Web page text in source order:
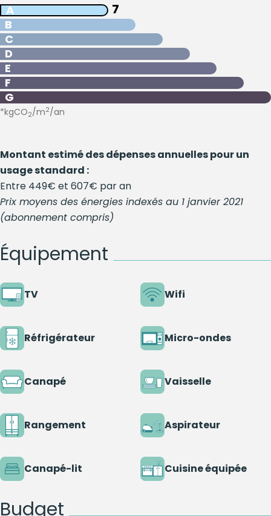
A
7
B
C
D
E
F
G
*kgCO2/m2/an
Montant estimé des dépenses annuelles pour un
usage standard :
Entre 449€ et 607€ par an
Prix moyens des énergies indexés au 1 janvier 2021
(abonnement compris)
Équipement
TV Wifi
Réfrigérateur Micro-ondes
Canapé Vaisselle
Rangement Aspirateur
Canapé-lit Cuisine équipée
Budget